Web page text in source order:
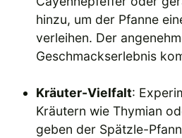
hinzu, um der Pfanne
verleihen. Der
Geschmackserlebnis
Kräuter-Vielfalt:
Kräutern wie Thymian
geben der Spätzle-